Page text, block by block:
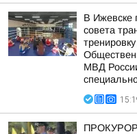
В Ижевске
совета
МВД